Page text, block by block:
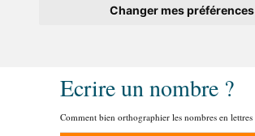
Changer mes préférences
Ecrire un nombre ?
Comment bien orthographier les nombres en lettres